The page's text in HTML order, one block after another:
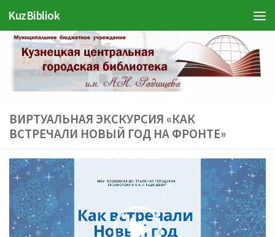
Перейти к содержимому
KuzBibliok
ВИРТУАЛЬНАЯ ЭКСКУРСИЯ «КАК
ВСТРЕЧАЛИ НОВЫЙ ГОД НА ФРОНТЕ»
Видеоплеер